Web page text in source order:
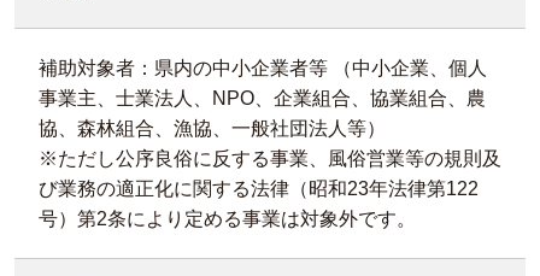
補助対象者：県内の中小企業者等 （中小企業、個人
事業主、士業法人、NPO、企業組合、協業組合、農
協、森林組合、漁協、一般社団法人等）
※ただし公序良俗に反する事業、風俗営業等の規則及
び業務の適正化に関する法律（昭和23年法律第122
号）第2条により定める事業は対象外です。